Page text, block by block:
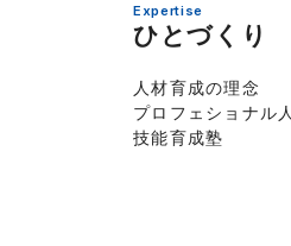
Expertise
ひとづくり
人材育成の理念
プロフェショナル
技能育成塾